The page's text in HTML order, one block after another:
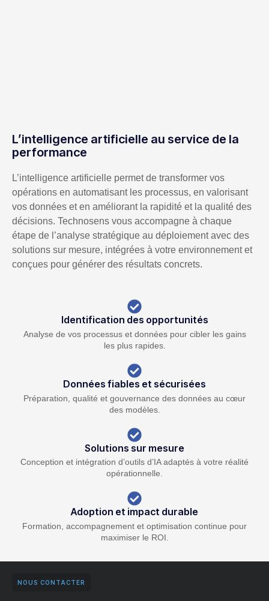
L’intelligence artificielle au service de la
performance
L’intelligence artificielle permet de transformer vos
opérations en automatisant les processus, en valorisant
vos données et en améliorant la rapidité et la qualité des
décisions. Technosens vous accompagne à chaque
étape de l’analyse stratégique au déploiement avec des
solutions sur mesure, intégrées à votre environnement et
conçues pour générer des résultats concrets.
Identification des opportunités
Analyse de vos processus et données pour cibler les gains
les plus rapides.
Données fiables et sécurisées
Préparation, qualité et gouvernance des données au cœur
des modèles.
Solutions sur mesure
Conception et intégration d’outils d’IA adaptés à votre réalité
opérationnelle.
Adoption et impact durable
Formation, accompagnement et optimisation continue pour
maximiser le ROI.
NOUS CONTACTER